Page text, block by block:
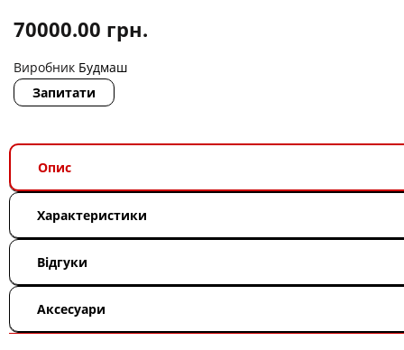
70000.00 грн.
Виробник Будмаш
Запитати
Опис
Характеристики
Відгуки
Аксесуари